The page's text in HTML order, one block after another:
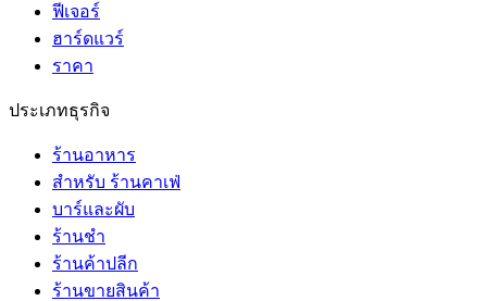
ฟีเจอร์
ฮาร์ดแวร์
ราคา
ประเภทธุรกิจ
ร้านอาหาร
สำหรับ ร้านคาเฟ่
บาร์และผับ
ร้านชำ
ร้านค้าปลีก
ร้านขายสินค้า